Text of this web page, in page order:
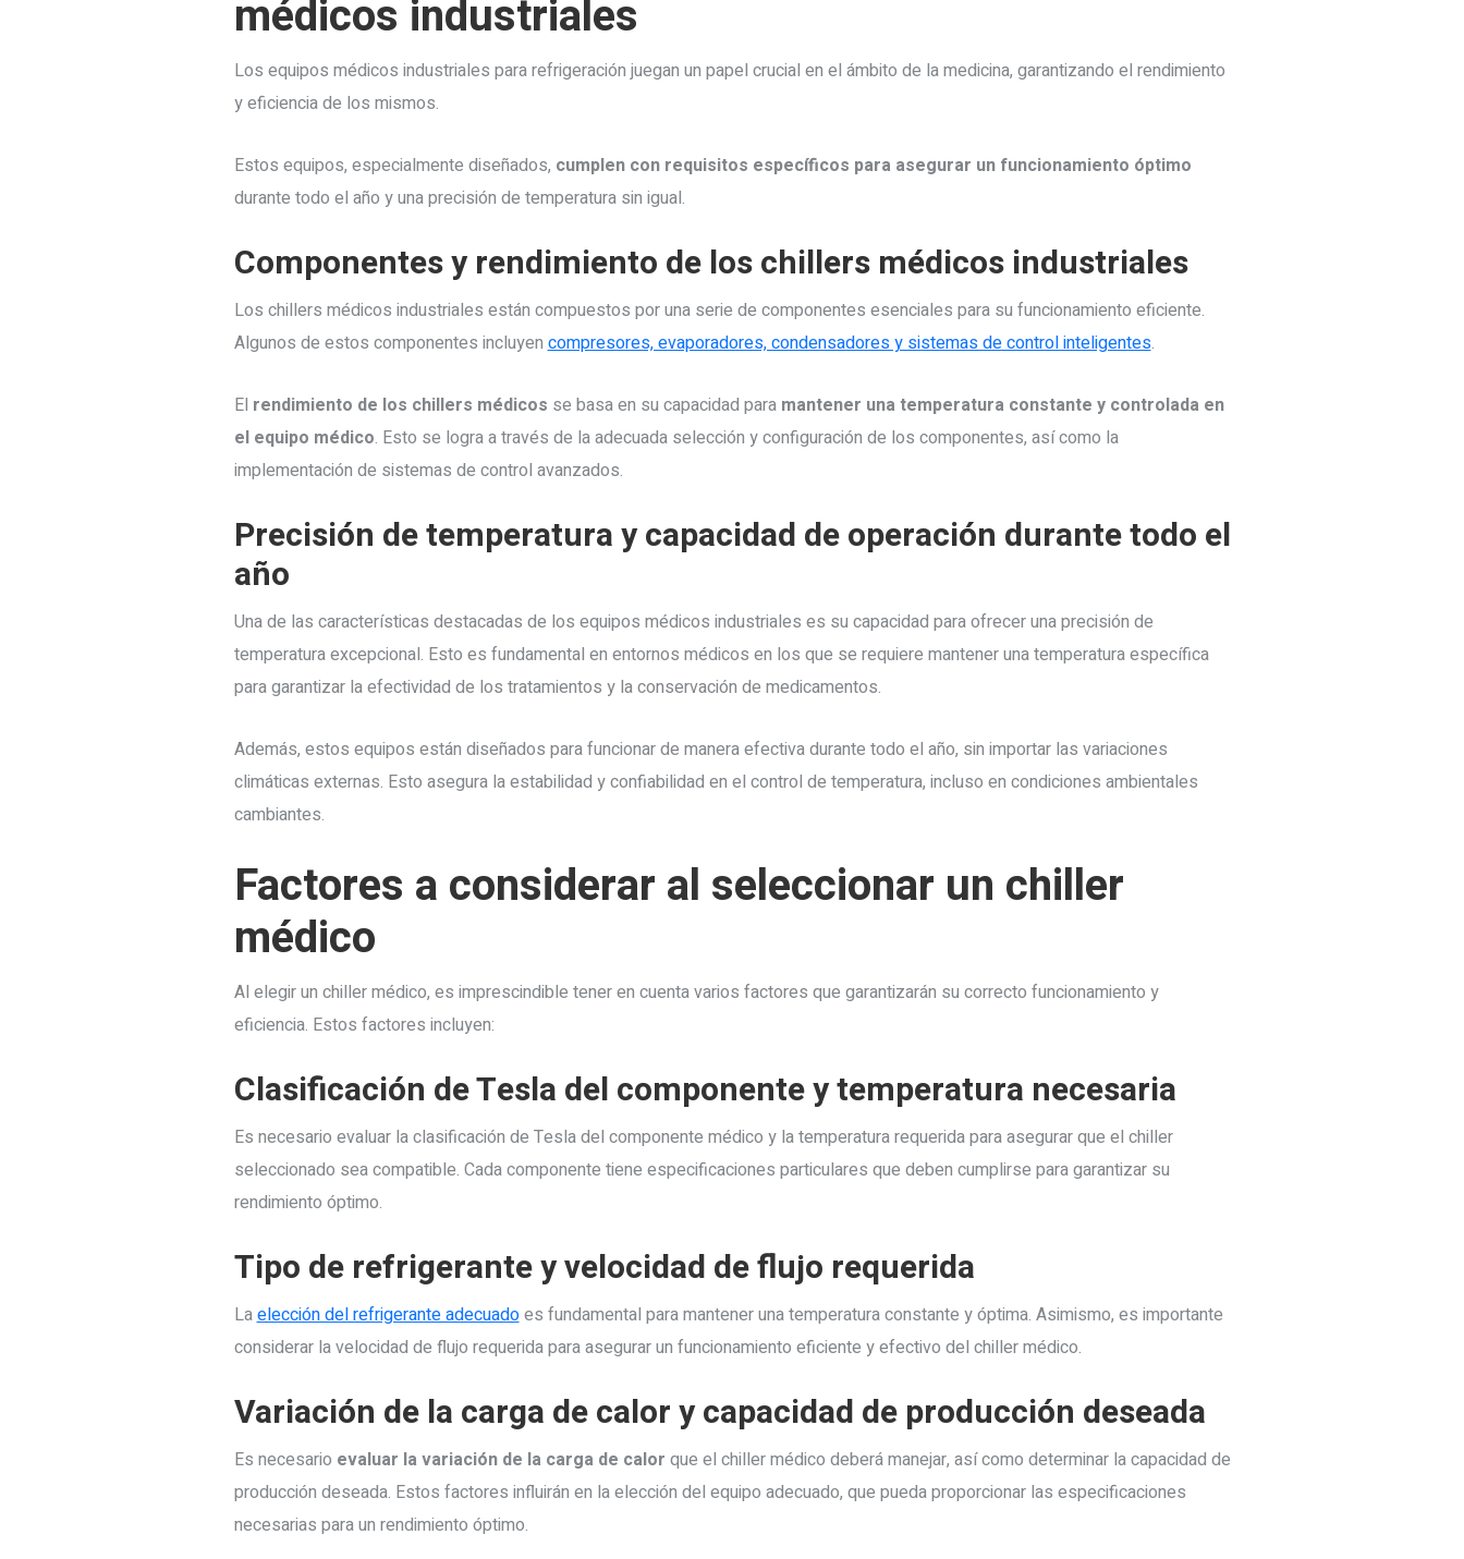
médicos industriales
Los equipos médicos industriales para refrigeración juegan un papel crucial en el ámbito de la medicina, garantizando el rendimiento
y eficiencia de los mismos.
Estos equipos, especialmente diseñados, cumplen con requisitos específicos para asegurar un funcionamiento óptimo
durante todo el año y una precisión de temperatura sin igual.
Componentes y rendimiento de los chillers médicos industriales
Los chillers médicos industriales están compuestos por una serie de componentes esenciales para su funcionamiento eficiente.
Algunos de estos componentes incluyencompresores, evaporadores, condensadores y sistemas de control inteligentes.
El rendimiento de los chillers médicos se basa en su capacidad para mantener una temperatura constante y controlada en
el equipo médico. Esto se logra a través de la adecuada selección y configuración de los componentes, así como la
implementación de sistemas de control avanzados.
Precisión de temperatura y capacidad de operación durante todo el
año
Una de las características destacadas de los equipos médicos industriales es su capacidad para ofrecer una precisión de
temperatura excepcional. Esto es fundamental en entornos médicos en los que se requiere mantener una temperatura específica
para garantizar la efectividad de los tratamientos y la conservación de medicamentos.
Además, estos equipos están diseñados para funcionar de manera efectiva durante todo el año, sin importar las variaciones
climáticas externas. Esto asegura la estabilidad y confiabilidad en el control de temperatura, incluso en condiciones ambientales
cambiantes.
Factores a considerar al seleccionar un chiller
médico
Al elegir un chiller médico, es imprescindible tener en cuenta varios factores que garantizarán su correcto funcionamiento y
eficiencia. Estos factores incluyen:
Clasificación de Tesla del componente y temperatura necesaria
Es necesario evaluar la clasificación de Tesla del componente médico y la temperatura requerida para asegurar que el chiller
seleccionado sea compatible. Cada componente tiene especificaciones particulares que deben cumplirse para garantizar su
rendimiento óptimo.
Tipo de refrigerante y velocidad de flujo requerida
Laelección del refrigerante adecuadoes fundamental para mantener una temperatura constante y óptima. Asimismo, es importante
considerar la velocidad de flujo requerida para asegurar un funcionamiento eficiente y efectivo del chiller médico.
Variación de la carga de calor y capacidad de producción deseada
Es necesario evaluar la variación de la carga de calor que el chiller médico deberá manejar, así como determinar la capacidad de
producción deseada. Estos factores influirán en la elección del equipo adecuado, que pueda proporcionar las especificaciones
necesarias para un rendimiento óptimo.